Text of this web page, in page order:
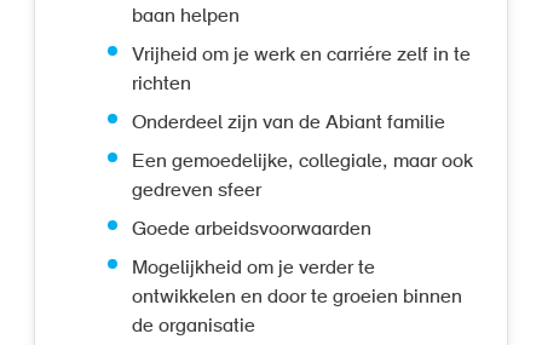
baan helpen
Vrijheid om je werk en carriére zelf in te
richten
Onderdeel zijn van de Abiant familie
Een gemoedelijke, collegiale, maar ook
gedreven sfeer
Goede arbeidsvoorwaarden
Mogelijkheid om je verder te
ontwikkelen en door te groeien binnen
de organisatie